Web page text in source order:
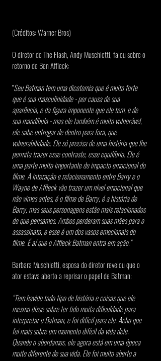
(Créditos: Warner Bros)
O diretor de The Flash, Andy Muschietti, falou sobre o
retorno de Ben Affleck:
"Seu Batman tem uma dicotomia que é muito forte
que é sua masculinidade - por causa de sua
aparência, e da figura imponente que ele tem, e de
sua mandíbula - mas ele também é muito vulnerável,
ele sabe entregar de dentro para fora, que
vulnerabilidade. Ele só precisa de uma história que lhe
permita trazer esse contraste, esse equilíbrio. Ele é
uma parte muito importante do impacto emocional do
filme. A interação e relacionamento entre Barry e o
Wayne de Affleck vão trazer um nível emocional que
não vimos antes, é o filme de Barry, é a história de
Barry, mas seus personagens estão mais relacionados
do que pensamos. Ambos perderam suas mães para o
assassinato, e esse é um dos vasos emocionais do
filme. É aí que o Affleck Batman entra em ação."
Barbara Muschietti, esposa do diretor revelou que o
ator estava aberto a reprisar o papel de Batman:
“Tem havido todo tipo de história e coisas que ele
mesmo disse sobre ter tido muita dificuldade para
interpretar o Batman, e foi difícil para ele. Acho que
foi mais sobre um momento difícil da vida dele.
Quando o abordamos, ele agora está em uma época
muito diferente de sua vida. Ele foi muito aberto a